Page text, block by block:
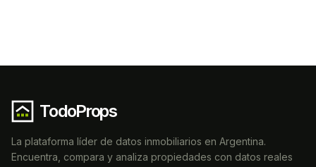
TodoProps
La plataforma líder de datos inmobiliarios en Argentina.
Encuentra, compara y analiza propiedades con datos reales